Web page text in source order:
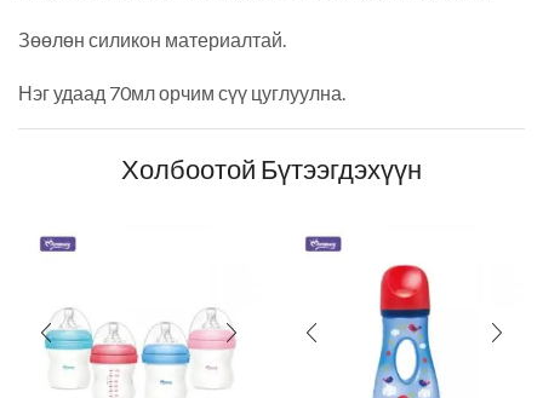
Зөөлөн силикон материалтай.
Нэг удаад 70мл орчим сүү цуглуулна.
Холбоотой Бүтээгдэхүүн